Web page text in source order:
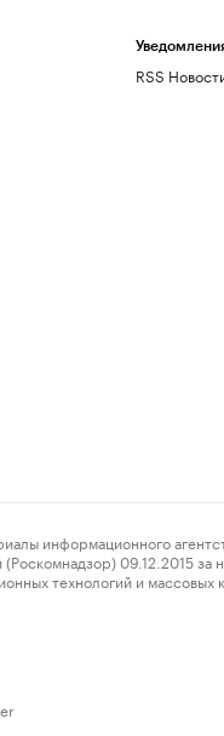
RSS
09.12.2015
технологий и